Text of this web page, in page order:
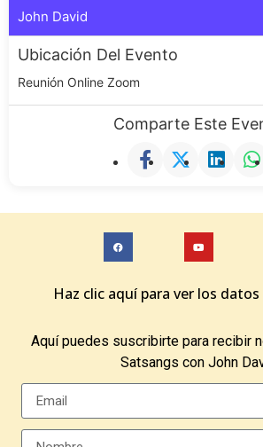
John David
Ubicación Del Evento
Reunión Online Zoom
Comparte Este
Haz clic aquí para ver los
Aquí puedes suscribirte para recibir
Satsangs con John